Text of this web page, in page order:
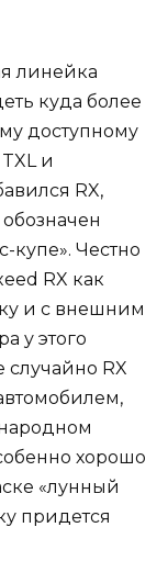
линейка
куда более
доступному
и
RX,
Честно
RX как
и с внешним
у этого
RX
хорошо
«лунный
придется